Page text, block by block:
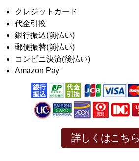
クレジットカード
代金引換
銀行振込(前払い)
郵便振替(前払い)
コンビニ決済(後払い)
Amazon Pay
詳しくはこちら